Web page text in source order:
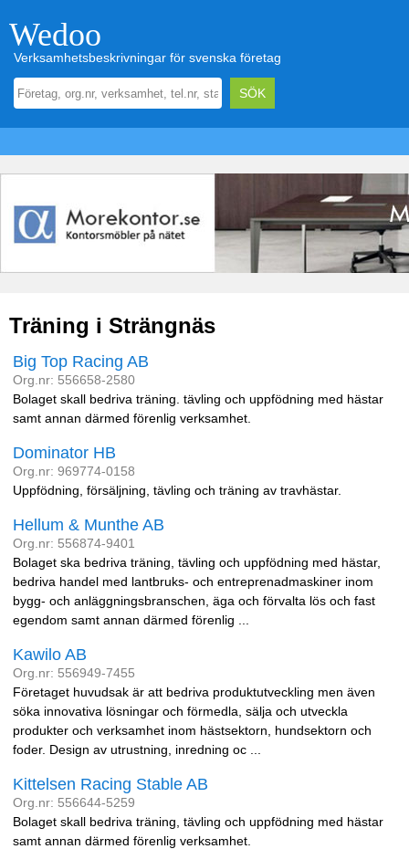
Wedoo
Verksamhetsbeskrivningar för svenska företag
Träning i Strängnäs
Big Top Racing AB
Org.nr: 556658-2580
Bolaget skall bedriva träning. tävling och uppfödning med hästar
samt annan därmed förenlig verksamhet.
Dominator HB
Org.nr: 969774-0158
Uppfödning, försäljning, tävling och träning av travhästar.
Hellum & Munthe AB
Org.nr: 556874-9401
Bolaget ska bedriva träning, tävling och uppfödning med hästar,
bedriva handel med lantbruks- och entreprenadmaskiner inom
bygg- och anläggningsbranschen, äga och förvalta lös och fast
egendom samt annan därmed förenlig ...
Kawilo AB
Org.nr: 556949-7455
Företaget huvudsak är att bedriva produktutveckling men även
söka innovativa lösningar och förmedla, sälja och utveckla
produkter och verksamhet inom hästsektorn, hundsektorn och
foder. Design av utrustning, inredning oc ...
Kittelsen Racing Stable AB
Org.nr: 556644-5259
Bolaget skall bedriva träning, tävling och uppfödning med hästar
samt annan därmed förenlig verksamhet.